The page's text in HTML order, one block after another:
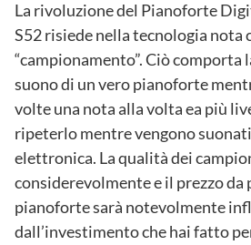
La rivoluzione del Pianoforte
S52 risiede nella tecnologia nota
“campionamento”. Ciò comporta
suono di un vero pianoforte
volte una nota alla volta ea più
ripeterlo mentre vengono
elettronica. La qualità dei
considerevolmente e il prezzo da
pianoforte sarà notevolmente
dall’investimento che hai fatto